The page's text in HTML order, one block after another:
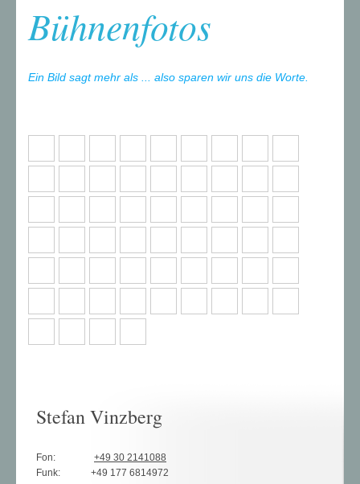
Bühnenfotos
Ein Bild sagt mehr als ... also sparen wir uns die Worte.
Stefan Vinzberg
Fon: +49 30 2141088
Funk:
+49 177 6814972